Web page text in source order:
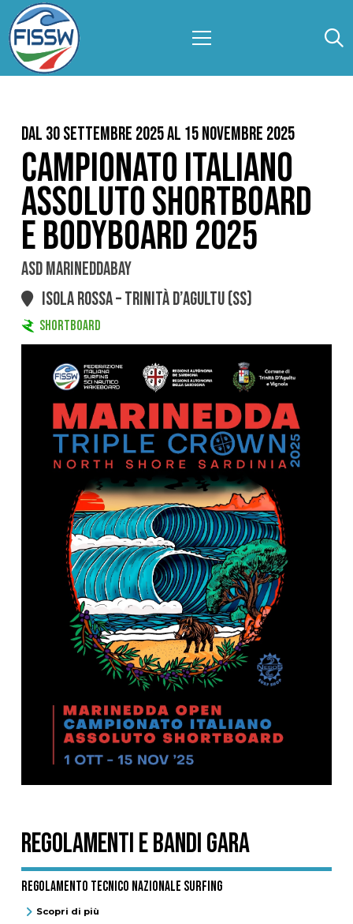
Dal 30 Settembre 2025 al 15 Novembre 2025
CAMPIONATO ITALIANO
ASSOLUTO SHORTBOARD
E BODYBOARD 2025
ASD MARINEDDABAY
ISOLA ROSSA – TRINITÀ D’AGULTU (SS)
SHORTBOARD
REGOLAMENTI E BANDI GARA
Regolamento Tecnico Nazionale Surfing
Scopri di più